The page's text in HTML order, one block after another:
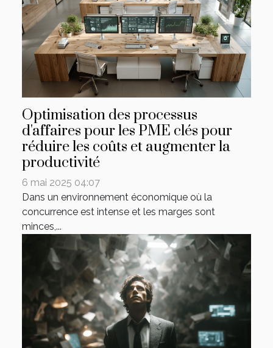
Optimisation des processus
d'affaires pour les PME clés pour
réduire les coûts et augmenter la
productivité
6 mai 2025 04:07
Dans un environnement économique où la
concurrence est intense et les marges sont
minces,...